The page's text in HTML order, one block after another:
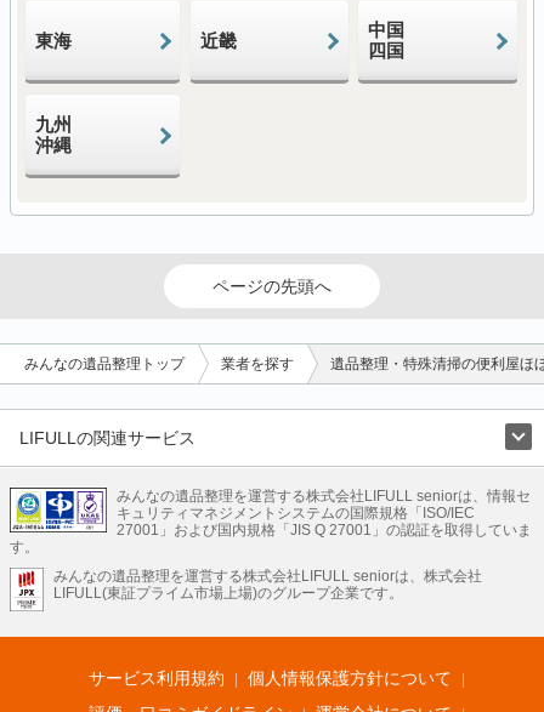
東海 近畿
中国
四国
九州
沖縄
ページの先頭へ
みんなの遺品整理トップ 業者を探す 遺品整理・特殊清掃の便利屋ほ
LIFULLの関連サービス
不動産・住宅
引越し 老人ホーム 地方創生 ママの就労支援
不動産クラウドファンディング 遺品整理 老後の暮らし情報
LIFULL HOME'Sのサービス
不動産・住宅
不動産査定 マンション専門売却査定 不動産投資 アドバイザー
不動産アーカイブ
空き家バンク 家賃相場 不動産会社
まちむすび
不動産用語集 住まいのお役立ち情報
LIFULL HOME'S PRESS
アプリ 不動産データ 不動産転職
みんなの遺品整理を運営する株式会社LIFULL seniorは、情報セ
キュリティマネジメントシステムの国際規格「ISO/IEC
27001」および国内規格「JIS Q 27001」の認証を取得していま
す。
みんなの遺品整理を運営する株式会社LIFULL seniorは、株式会社
LIFULL(東証プライム市場上場)のグループ企業です。
サービス利用規約
個人情報保護方針について